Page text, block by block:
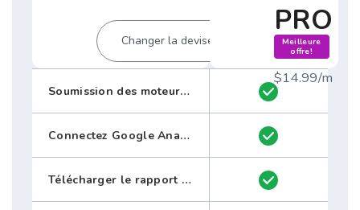
Soumission des moteurs de recherche
Connectez Google Analytics
Télécharger le rapport SEO au format PDF
PRO
Meilleure
offre!
$14.99/m